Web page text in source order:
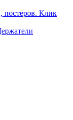
постеров. Клик